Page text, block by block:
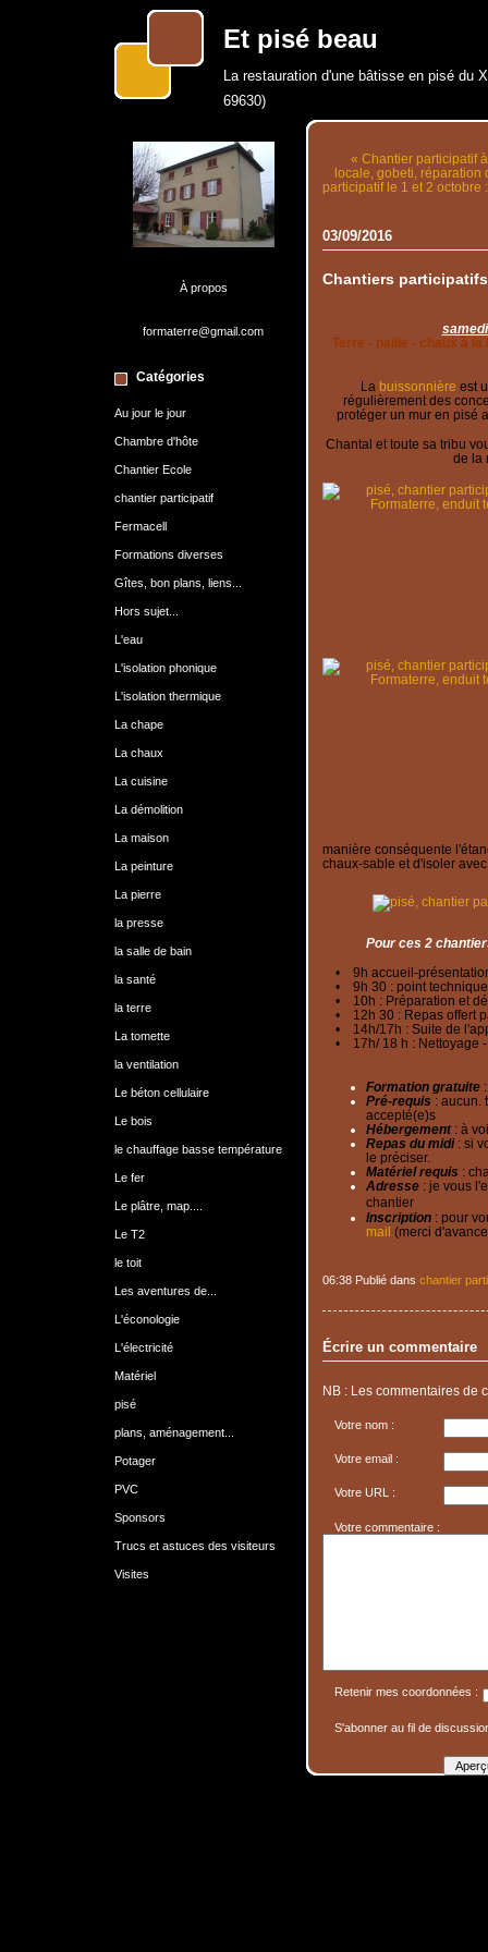
Et pisé beau
La restauration d'une bâtisse en pisé du
69630)
À propos
formaterre@gmail.com
Catégories
Au jour le jour
Chambre d'hôte
Chantier Ecole
chantier participatif
Fermacell
Formations diverses
Gîtes, bon plans, liens...
Hors sujet...
L'eau
L'isolation phonique
L'isolation thermique
La chape
La chaux
La cuisine
La démolition
La maison
La peinture
La pierre
la presse
la salle de bain
la santé
la terre
La tomette
la ventilation
Le béton cellulaire
Le bois
le chauffage basse température
Le fer
Le plâtre, map....
Le T2
le toit
Les aventures de...
L'éconologie
L'électricité
Matériel
pisé
plans, aménagement...
Potager
PVC
Sponsors
Trucs et astuces des visiteurs
Visites
« Chantier participatif
locale, gobeti, réparation
participatif le 1 et 2 octobre
03/09/2016
Chantiers
Terre - paille - chaux à la
La buissonnière est
régulièrement des
protéger un mur en pisé
Chantal et toute sa tribu
de la
manière conséquente
chaux-sable et d'isoler
Pour ces 2
• 9h accueil-
• 9h 30 : point technique
• 10h : Préparation et
• 12h 30 : Repas offert
• 14h/17h : Suite de
• 17h/ 18 h : Nettoyage -
Formation gratuite:
Pré-requis : aucun.
accepté(e)s
Hébergement: à
Repas du midi: si
le préciser.
Matériel requis :
Adresse: je vous
chantier
Inscription: pour
mail (merci
06:38 Publié dans chantier
Écrire un commentaire
NB : Les commentaires de
Votre nom :
Votre email :
Votre URL :
Votre commentaire :
Retenir mes coordonnées :
S'abonner au fil de